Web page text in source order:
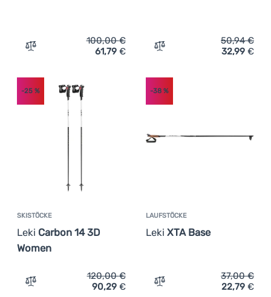
Zum Vergleich 'Laufstöcke Leki PRC 650' hinzufügen
100,00€
61,79 € Zum Vergleich 'Kinder
50,94€
32,99 €
SKISTÖCKE
Leki Carbon 14 3D
Women
-25 %
Zum Vergleich 'Skistöcke Leki Carbon 14 3D Women'
120,00€
90,29 €
LAUFSTÖCKE
Leki XTA Base
-38%
Zum Vergleich
37,00€
22,79 €